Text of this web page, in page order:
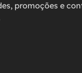
promoções e